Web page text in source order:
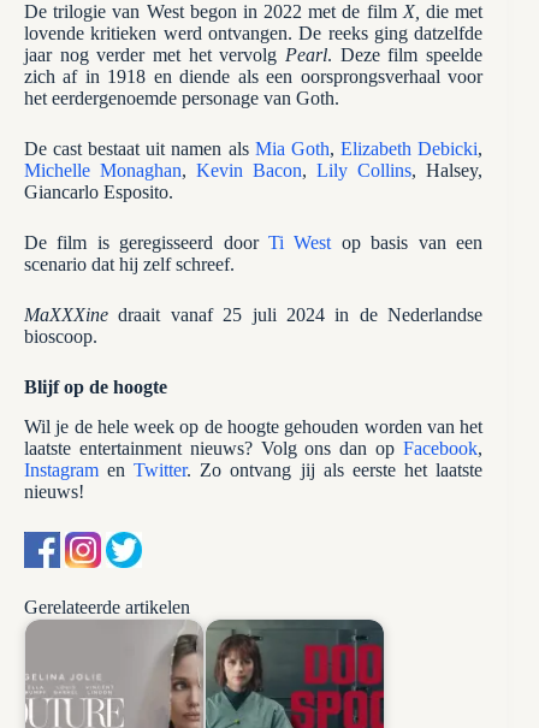
De trilogie van West begon in 2022 met de film X, die met
lovende kritieken werd ontvangen. De reeks ging datzelfde
jaar nog verder met het vervolg Pearl. Deze film speelde
zich af in 1918 en diende als een oorsprongsverhaal voor
het eerdergenoemde personage van Goth.
De cast bestaat uit namen als Mia Goth, Elizabeth Debicki,
Michelle Monaghan,Kevin Bacon,Lily Collins, Halsey,
Giancarlo Esposito.
De film is geregisseerd doorTi West op basis van een
scenario dat hij zelf schreef.
MaXXXine draait vanaf 25 juli 2024 in de Nederlandse
bioscoop.
Blijf op de hoogte
Wil je de hele week op de hoogte gehouden worden van het
laatste entertainment nieuws? Volg ons dan opFacebook,
InstagramenTwitter. Zo ontvang jij als eerste het laatste
nieuws!
Gerelateerde artikelen